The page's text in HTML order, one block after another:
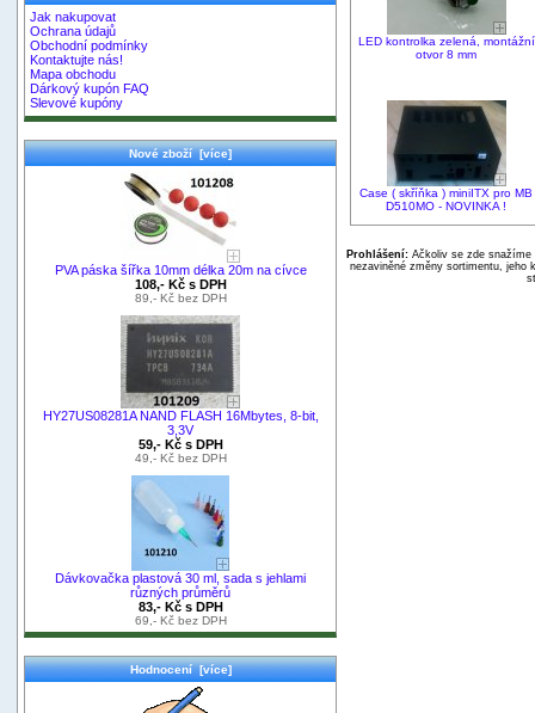
Jak nakupovat
Ochrana údajů
Obchodní podmínky
Kontaktujte nás!
Mapa obchodu
Dárkový kupón FAQ
Slevové kupóny
Nové zboží [více]
PVA páska šířka 10mm délka 20m na cívce
108,- Kč s DPH
89,- Kč bez DPH
HY27US08281A NAND FLASH 16Mbytes, 8-bit,
3,3V
59,- Kč s DPH
49,- Kč bez DPH
Dávkovačka plastová 30 ml, sada s jehlami
různých průměrů
83,- Kč s DPH
69,- Kč bez DPH
Hodnocení [více]
LED kontrolka zelená, montážní
otvor 8 mm
Case ( skříňka ) miniITX pro MB
D510MO - NOVINKA !
Prohlášení:Ačkoliv se zde snažíme
nezaviněné změny sortimentu, jeho